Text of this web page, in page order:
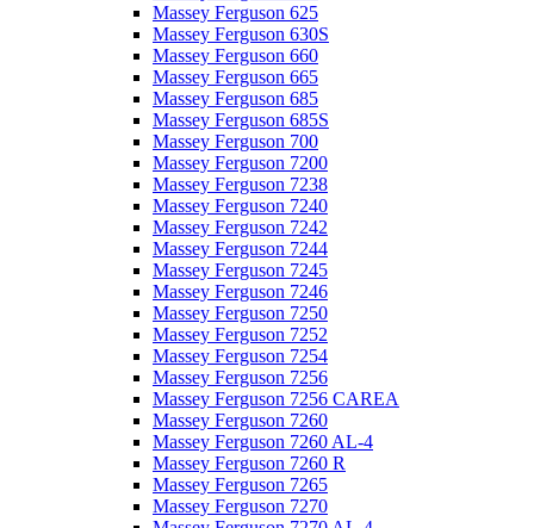
Massey Ferguson 625
Massey Ferguson 630S
Massey Ferguson 660
Massey Ferguson 665
Massey Ferguson 685
Massey Ferguson 685S
Massey Ferguson 700
Massey Ferguson 7200
Massey Ferguson 7238
Massey Ferguson 7240
Massey Ferguson 7242
Massey Ferguson 7244
Massey Ferguson 7245
Massey Ferguson 7246
Massey Ferguson 7250
Massey Ferguson 7252
Massey Ferguson 7254
Massey Ferguson 7256
Massey Ferguson 7256 CAREA
Massey Ferguson 7260
Massey Ferguson 7260 AL-4
Massey Ferguson 7260 R
Massey Ferguson 7265
Massey Ferguson 7270